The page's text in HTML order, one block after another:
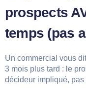
prospects
temps (pas
Un commercial vous
3 mois plus tard : le
décideur impliqué, pas